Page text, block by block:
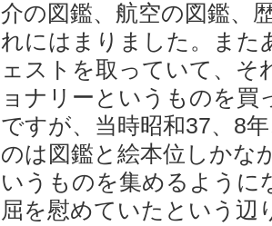
介の図鑑、航空の図鑑、
れにはまりました。また
ェストを取っていて、
ョナリーというものを
ですが、当時昭和37、8
のは図鑑と絵本位しかな
いうものを集めるように
屈を慰めていたという辺